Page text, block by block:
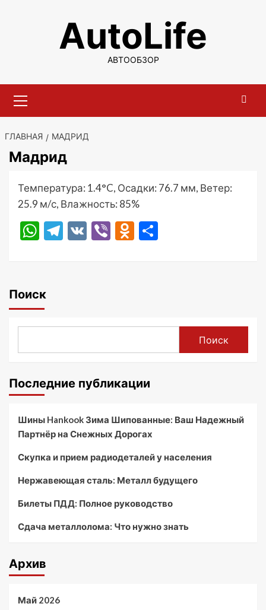
содержимомуAutoLife
АВТООБЗОР
меню
ГЛАВНАЯ МАДРИД
Мадрид
Температура: 1.4°C, Осадки: 76.7 мм, Ветер:
25.9 м/с, Влажность: 85%
WhatsApp
Telegram
VK ViberOdnoklassniki
Поиск
Поиск
Последние публикации
Шины Hankook Зима Шипованные: Ваш Надежный
Партнёр на Снежных Дорогах
Скупка и прием радиодеталей у населения
Нержавеющая сталь: Металл будущего
Билеты ПДД: Полное руководство
Сдача металлолома: Что нужно знать
Архив
Май 2026